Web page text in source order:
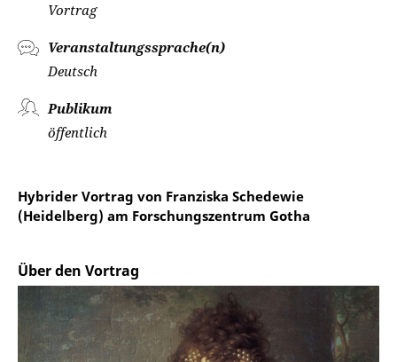
Vortrag
Veranstaltungssprache(n)
Deutsch
Publikum
öffentlich
Hybrider Vortrag von Franziska Schedewie
(Heidelberg) am Forschungszentrum Gotha
Über den Vortrag